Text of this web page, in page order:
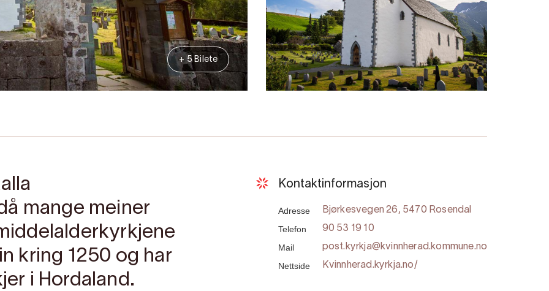
+ 5 Bilete
mange meiner
kring 1250 og har
i Hordaland.
Kontaktinformasjon
Adresse Bjørkesvegen 26, 5470 Rosendal
Telefon 90 53 19 10
Mail post.kyrkja@kvinnherad.kommune.no
Nettside Kvinnherad.kyrkja.no/